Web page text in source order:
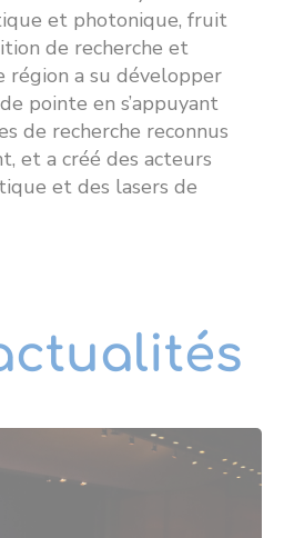
et photonique, fruit
de recherche et
région a su développer
pointe en s’appuyant
de recherche reconnus
et a créé des acteurs
et des lasers de